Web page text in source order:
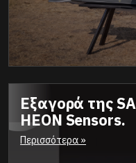
Εξαγορά της
HEON Sensors.
Περισσότερα »